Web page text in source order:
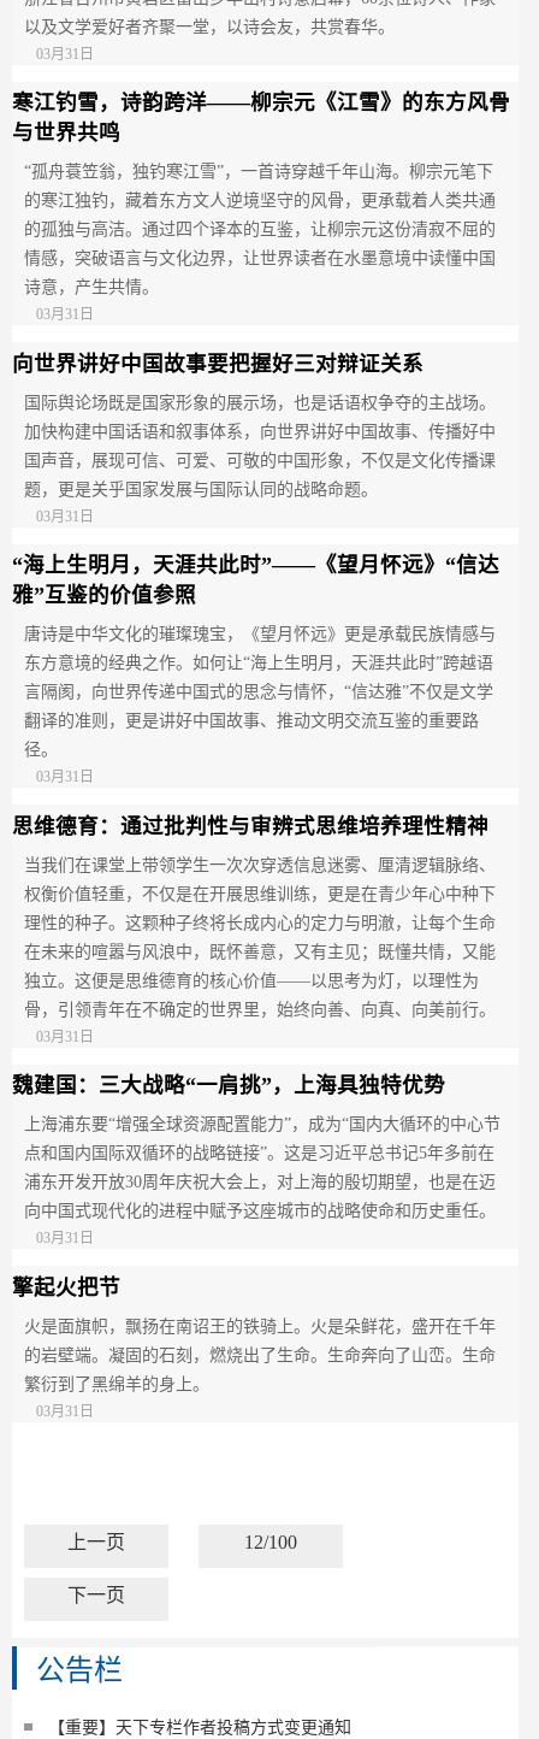
以及文学爱好者齐聚一堂，以诗会友，共赏春华。
03月31日
寒江钓雪，诗韵跨洋——柳宗元《江雪》的东方风骨
与世界共鸣
“孤舟蓑笠翁，独钓寒江雪”，一首诗穿越千年山海。柳宗元笔下
的寒江独钓，藏着东方文人逆境坚守的风骨，更承载着人类共通
的孤独与高洁。通过四个译本的互鉴，让柳宗元这份清寂不屈的
情感，突破语言与文化边界，让世界读者在水墨意境中读懂中国
诗意，产生共情。
03月31日
向世界讲好中国故事要把握好三对辩证关系
国际舆论场既是国家形象的展示场，也是话语权争夺的主战场。
加快构建中国话语和叙事体系，向世界讲好中国故事、传播好中
国声音，展现可信、可爱、可敬的中国形象，不仅是文化传播课
题，更是关乎国家发展与国际认同的战略命题。
03月31日
“海上生明月，天涯共此时”——《望月怀远》“信达
雅”互鉴的价值参照
唐诗是中华文化的璀璨瑰宝，《望月怀远》更是承载民族情感与
东方意境的经典之作。如何让“海上生明月，天涯共此时”跨越语
言隔阂，向世界传递中国式的思念与情怀，“信达雅”不仅是文学
翻译的准则，更是讲好中国故事、推动文明交流互鉴的重要路
径。
03月31日
思维德育：通过批判性与审辨式思维培养理性精神
当我们在课堂上带领学生一次次穿透信息迷雾、厘清逻辑脉络、
权衡价值轻重，不仅是在开展思维训练，更是在青少年心中种下
理性的种子。这颗种子终将长成内心的定力与明澈，让每个生命
在未来的喧嚣与风浪中，既怀善意，又有主见；既懂共情，又能
独立。这便是思维德育的核心价值——以思考为灯，以理性为
骨，引领青年在不确定的世界里，始终向善、向真、向美前行。
03月31日
魏建国：三大战略“一肩挑”，上海具独特优势
上海浦东要“增强全球资源配置能力”，成为“国内大循环的中心节
点和国内国际双循环的战略链接”。这是习近平总书记5年多前在
浦东开发开放30周年庆祝大会上，对上海的殷切期望，也是在迈
向中国式现代化的进程中赋予这座城市的战略使命和历史重任。
03月31日
擎起火把节
火是面旗帜，飘扬在南诏王的铁骑上。火是朵鲜花，盛开在千年
的岩壁端。凝固的石刻，燃烧出了生命。生命奔向了山峦。生命
繁衍到了黑绵羊的身上。
03月31日
上一页 12/100
下一页
公告栏
【重要】天下专栏作者投稿方式变更通知